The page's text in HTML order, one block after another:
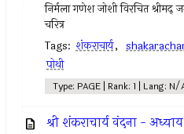
निर्मला गणेश जोशी विरचित श्रीमद्
चरित्र
Tags: शंकराचार्य,
पोथी
Type: PAGE | Rank: 1 | Lang: N/
श्री शंकराचार्य वंदना -